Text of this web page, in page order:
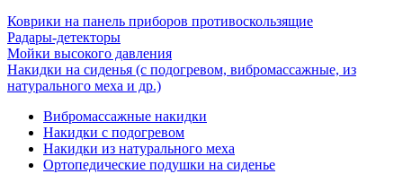
Коврики на панель приборов противоскользящие
Радары-детекторы
Мойки высокого давления
Накидки на сиденья (с подогревом, вибромассажные, из
натурального меха и др.)
Вибромассажные накидки
Накидки с подогревом
Накидки из натурального меха
Ортопедические подушки на сиденье